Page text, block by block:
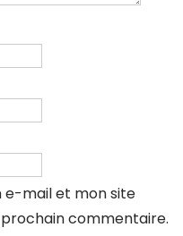
e-mail et mon site
commentaire.